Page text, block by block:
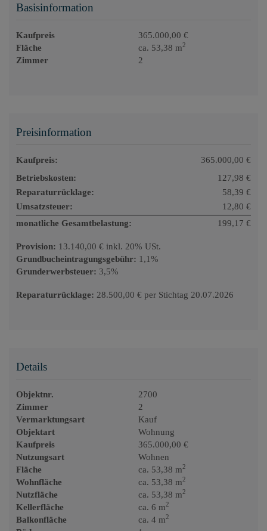
Basisinformation
Kaufpreis
365.000,00 €
Fläche
ca. 53,38 m2
Zimmer 2
Preisinformation
Kaufpreis:
365.000,00 €
Betriebskosten:
127,98 €
Reparaturrücklage:
58,39 €
Umsatzsteuer:
12,80 €
monatliche Gesamtbelastung:
199,17 €
Provision: 13.140,00 € inkl. 20% USt.
Grundbucheintragungsgebühr: 1,1%
Grunderwerbsteuer: 3,5%
Reparaturrücklage: 28.500,00 € per Stichtag 20.07.2026
Details
Objektnr.
2700
Zimmer
2
Vermarktungsart
Kauf
Objektart
Wohnung
Kaufpreis
365.000,00 €
Nutzungsart
Wohnen
Fläche
ca. 53,38 m2
Wohnfläche ca. 53,38 m2
Nutzfläche ca. 53,38 m2
Kellerfläche ca. 6 m2
Balkonfläche ca. 4 m2